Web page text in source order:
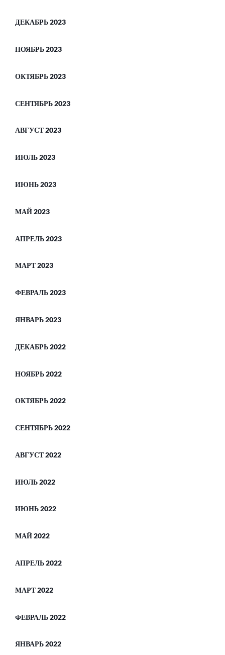
ДЕКАБРЬ 2023
НОЯБРЬ 2023
ОКТЯБРЬ 2023
СЕНТЯБРЬ 2023
АВГУСТ 2023
ИЮЛЬ 2023
ИЮНЬ 2023
МАЙ 2023
АПРЕЛЬ 2023
МАРТ 2023
ФЕВРАЛЬ 2023
ЯНВАРЬ 2023
ДЕКАБРЬ 2022
НОЯБРЬ 2022
ОКТЯБРЬ 2022
СЕНТЯБРЬ 2022
АВГУСТ 2022
ИЮЛЬ 2022
ИЮНЬ 2022
МАЙ 2022
АПРЕЛЬ 2022
МАРТ 2022
ФЕВРАЛЬ 2022
ЯНВАРЬ 2022